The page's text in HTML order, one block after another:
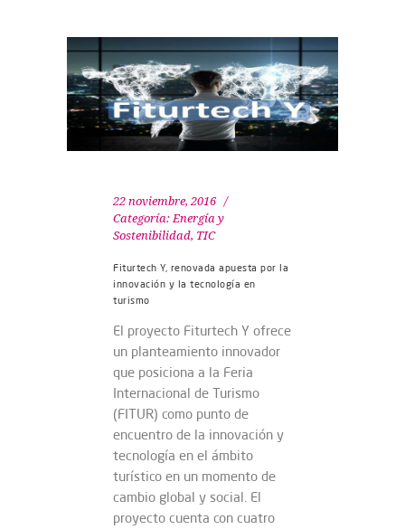
22 noviembre, 2016
Categoría: Energía y
Sostenibilidad, TIC
Fiturtech Y, renovada apuesta por la
innovación y la tecnología en
turismo
El proyecto Fiturtech Y ofrece
un planteamiento innovador
que posiciona a la Feria
Internacional de Turismo
(FITUR) como punto de
encuentro de la innovación y
tecnología en el ámbito
turístico en un momento de
cambio global y social. El
proyecto cuenta con cuatro